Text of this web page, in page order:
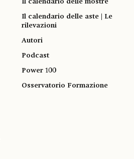
Il calendario delle mostre
Il calendario delle aste | Le
rilevazioni
Autori
Podcast
Power 100
Osservatorio Formazione